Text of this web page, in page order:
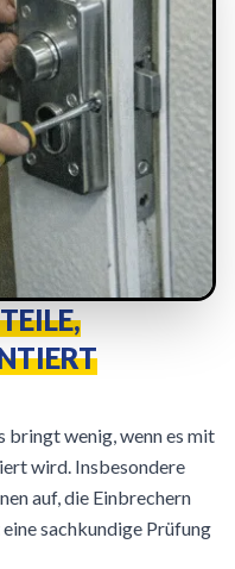
bringt wenig, wenn es mit
wird. Insbesondere
auf, die Einbrechern
sachkundige Prüfung